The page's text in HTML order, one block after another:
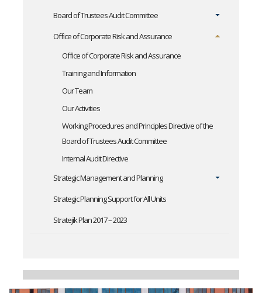
Board of Trustees Audit Committee
Office of Corporate Risk and Assurance
Office of Corporate Risk and Assurance
Training and Information
Our Team
Our Activities
Working Procedures and Principles Directive of the
Board of Trustees Audit Committee
Internal Audit Directive
Strategic Management and Planning
Strategic Planning Support for All Units
Stratejik Plan 2017 – 2023